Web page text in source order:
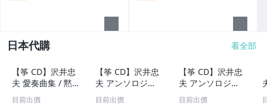
日本代購 看全部
【筝 CD】沢井忠
夫 愛奏曲集 / 黙
示 、波 、二つの
目前出價
【筝 CD】沢井忠
夫 アンソロジー
「凜」からの分売
目前出價
【筝 CD】沢井忠
夫 アンソロジー
「凜」からの分売
目前出價